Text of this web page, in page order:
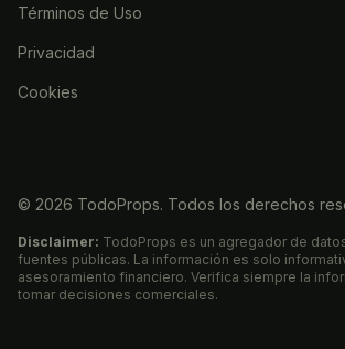
Términos de Uso
Privacidad
Cookies
© 2026 TodoProps. Todos los derechos
Disclaimer: TodoProps es un agregador de
fuentes públicas. La información es solo
asesoramiento financiero. Verifica siempre la
tomar decisiones comerciales.